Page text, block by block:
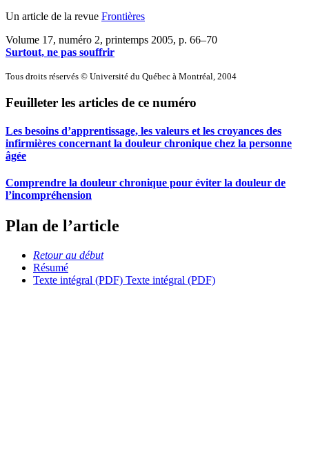
Un article de la revue Frontières
Volume 17, numéro 2, printemps 2005, p. 66–70
Surtout, ne pas souffrir
Tous droits réservés © Université du Québec à Montréal, 2004
Feuilleter les articles de ce numéro
Les besoins d’apprentissage, les valeurs et les croyances des
infirmières concernant la douleur chronique chez la personne
âgée
Comprendre la douleur chronique pour éviter la douleur de
l’incompréhension
Plan de l’article
Retour au début
Résumé
Texte intégral (PDF) Texte intégral (PDF)